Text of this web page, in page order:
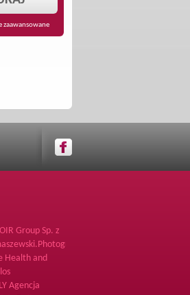
zaawansowane
Group Sp. z
Health and
Agencja